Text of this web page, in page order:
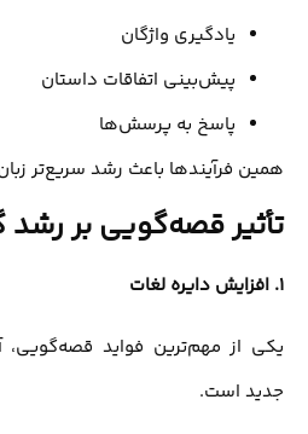
یادگیری واژگان
پیش‌بینی اتفاقات داستان
پاسخ به پرسش‌ها
همین فرآیندها باعث رشد سریع‌تر
تأثیر قصه‌گویی بر رشد
1. افزایش دایره لغات
یکی از مهم‌ترین فواید
جدید است.